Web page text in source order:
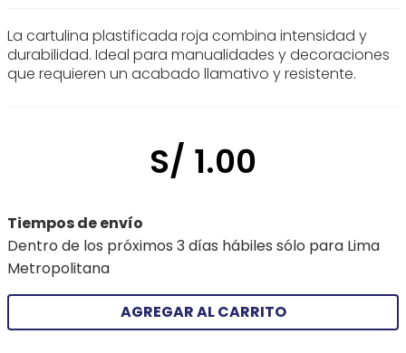
La cartulina plastificada roja combina intensidad y
durabilidad. Ideal para manualidades y decoraciones
que requieren un acabado llamativo y resistente.
S/ 1.00
Tiempos de envío
Dentro de los próximos 3 días hábiles sólo para Lima
Metropolitana
AGREGAR AL CARRITO